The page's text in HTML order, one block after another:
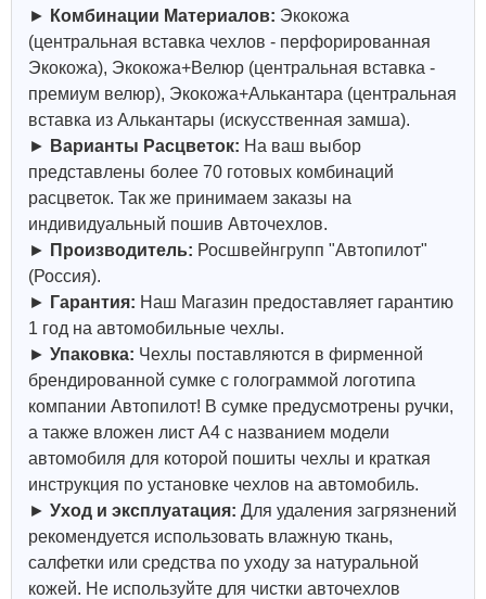
► Комбинации Материалов: Экокожа
(центральная вставка чехлов - перфорированная
Экокожа), Экокожа+Велюр (центральная вставка -
премиум велюр), Экокожа+Алькантара (центральная
вставка из Алькантары (искусственная замша).
► Варианты Расцветок: На ваш выбор
представлены более 70 готовых комбинаций
расцветок. Так же принимаем заказы на
индивидуальный пошив Авточехлов.
► Производитель: Росшвейнгрупп "Автопилот"
(Россия).
► Гарантия: Наш Магазин предоставляет гарантию
1 год на автомобильные чехлы.
► Упаковка: Чехлы поставляются в фирменной
брендированной сумке с голограммой логотипа
компании Автопилот! В сумке предусмотрены ручки,
а также вложен лист А4 с названием модели
автомобиля для которой пошиты чехлы и краткая
инструкция по установке чехлов на автомобиль.
► Уход и эксплуатация: Для удаления загрязнений
рекомендуется использовать влажную ткань,
салфетки или средства по уходу за натуральной
кожей. Не используйте для чистки авточехлов